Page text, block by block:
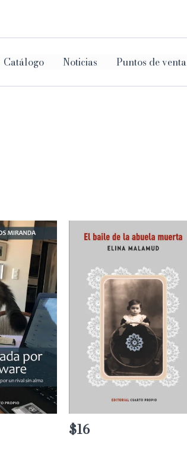
Catálogo Noticias Puntos de venta
$16